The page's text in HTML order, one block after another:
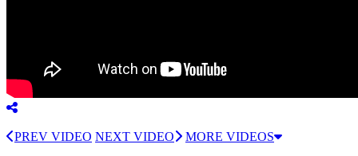
PREV VIDEO NEXT VIDEO MORE VIDEOS